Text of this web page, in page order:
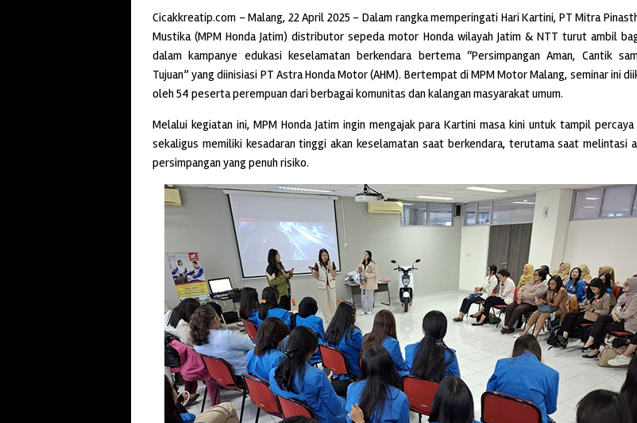
Cicakkreatip.com – Malang, 22 April 2025 – Dalam rangka memperingati Hari Kartini, PT Mitra
Mustika (MPM Honda Jatim) distributor sepeda motor Honda wilayah Jatim & NTT turut ambil
dalam kampanye edukasi keselamatan berkendara bertema “Persimpangan Aman, Cantik
Tujuan” yang diinisiasi PT Astra Honda Motor (AHM). Bertempat di MPM Motor Malang, seminar ini
oleh 54 peserta perempuan dari berbagai komunitas dan kalangan masyarakat umum.
Melalui kegiatan ini, MPM Honda Jatim ingin mengajak para Kartini masa kini untuk tampil
sekaligus memiliki kesadaran tinggi akan keselamatan saat berkendara, terutama saat melintasi
persimpangan yang penuh risiko.